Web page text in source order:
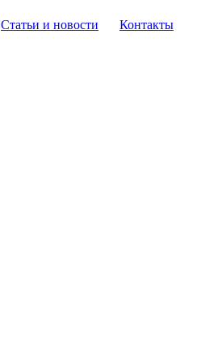
Статьи и новости
Контакты